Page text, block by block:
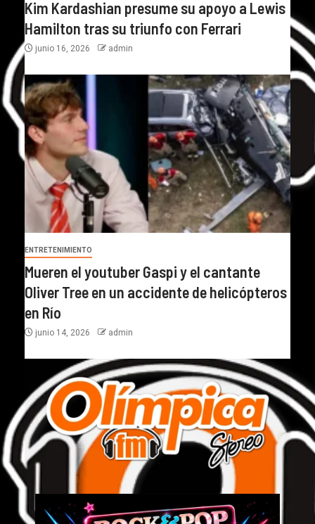
Kim Kardashian presume su apoyo a Lewis
Hamilton tras su triunfo con Ferrari
junio 16, 2026 admin
ENTRETENIMIENTO
Mueren el youtuber Gaspi y el cantante
Oliver Tree en un accidente de helicópteros
en Río
junio 14, 2026 admin